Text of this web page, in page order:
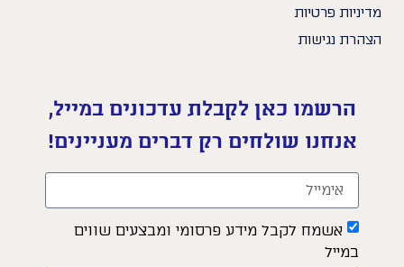
מדיניות פרטיות
הצהרת נגישות
הרשמו כאן לקבלת עדכונים במייל,
אנחנו שולחים רק דברים מעניינים!
אשמח לקבל מידע פרסומי ומבצעים שווים
במייל